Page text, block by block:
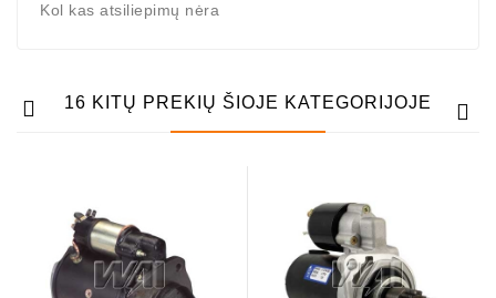
Kol kas atsiliepimų nėra
16 KITŲ PREKIŲ ŠIOJE KATEGORIJOJE